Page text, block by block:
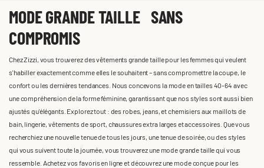
MODE GRANDE TAILLE SANS
COMPROMIS
Chez Zizzi, vous trouverez des vêtements grande taille pour les femmes qui veulent
s'habiller exactement comme elles le souhaitent – sans compromettre la coupe, le
confort ou les dernières tendances. Nous concevons la mode en tailles 40-64 avec
une compréhension de la forme féminine, garantissant que nos styles sont aussi bien
ajustés qu'élégants. Explorez tout : des robes, jeans, et chemisiers aux maillots de
bain, lingerie, vêtements de sport, chaussures extra larges et accessoires. Que vous
recherchiez une nouvelle tenue de tous les jours, une tenue de soirée, ou des styles
qui vous suivent toute la journée, vous trouverez une mode grande taille qui vous
ressemble. Achetez vos favoris en ligne et découvrez une mode conçue pour les